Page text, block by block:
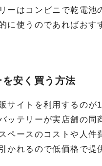
ーはコンビニで乾電
に使うのであればおす
安く買う方法
サイトを利用するのが
ッテリーが実店舗の
ペースのコストや人件
かれるので低価格で提